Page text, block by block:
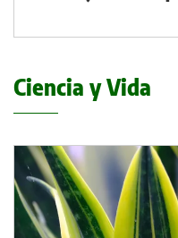
Ciencia y Vida